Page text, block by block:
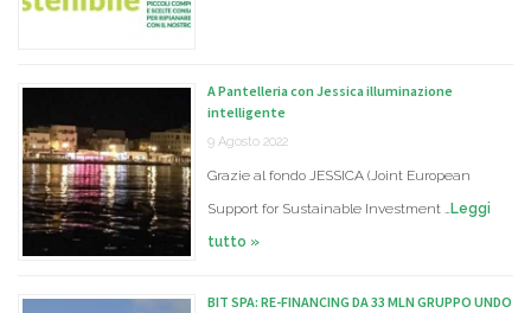
A Pantelleria con Jessica illuminazione
intelligente
9 Agosto 2022
Grazie al fondo JESSICA (Joint European
Support for Sustainable Investment …Leggi
tutto »
BIT SPA: RE-FINANCING DA 33 MLN GRUPPO UNDO